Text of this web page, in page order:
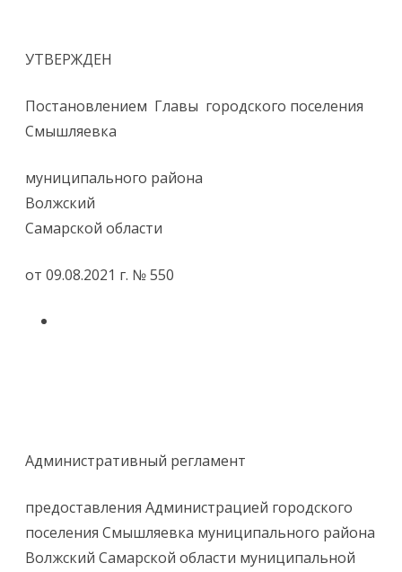
УТВЕРЖДЕН
Постановлением Главы городского поселения
Смышляевка
муниципального района
Волжский
Самарской области
от 09.08.2021 г. № 550
Административный регламент
предоставления Администрацией городского
поселения Смышляевка муниципального района
Волжский Самарской области муниципальной